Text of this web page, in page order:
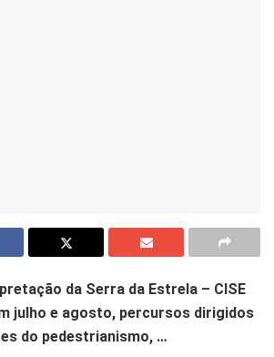
da Serra da Estrela – CISE
julho e agosto, percursos dirigidos
do pedestrianismo, …